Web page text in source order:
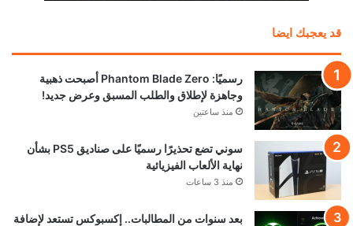
قد يعجبك ايضا
رسميًا: Phantom Blade Zero أصبحت ذهبية
وجاهزة لإطلاق والطلب المسبق وعرض جديد!
منذ ساعتين
سوني تضع تحذيرًا رسميًا على صناديق PS5 بشأن
نهاية الألعاب الفيزيائية
منذ 3 ساعات
بعد سنوات من المطالبات.. إكسبوكس تستعد لإضافة